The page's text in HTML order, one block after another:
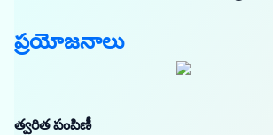
ప్రయోజనాలు
త్వరిత పంపిణీ